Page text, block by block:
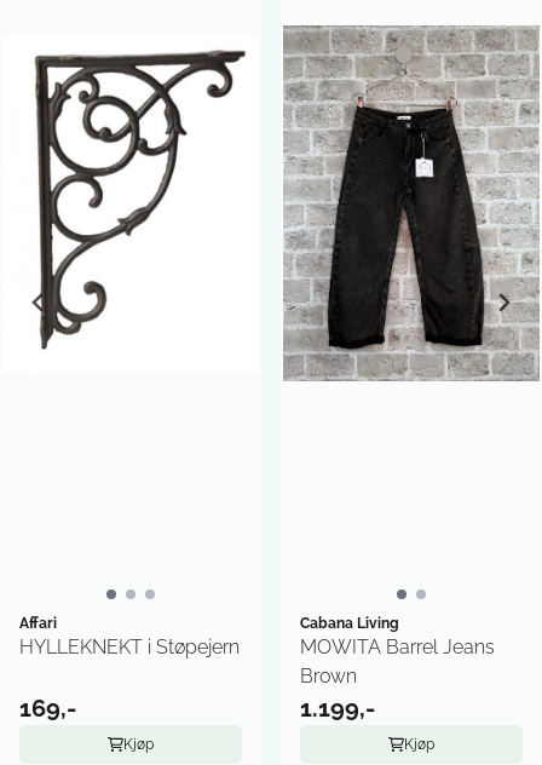
Affari
HYLLEKNEKT i Støpejern
169,-
Kjøp
Cabana Living
MOWITA Barrel Jeans
Brown
1.199,-
Kjøp